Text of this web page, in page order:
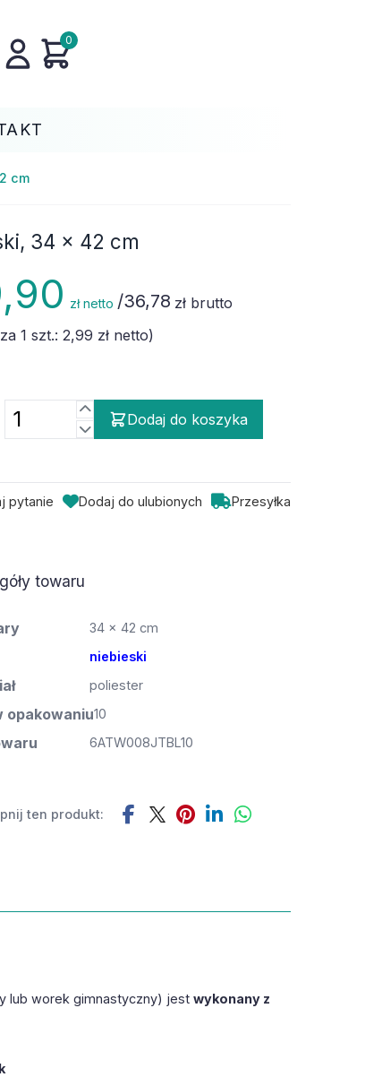
0
cm
34 x 42 cm
zł netto /36,78 zł brutto
1 szt.: 2,99 złnetto)
Dodaj do koszyka
pytanie Dodaj do ulubionych Przesyłka
towaru
34 x 42 cm
niebieski
poliester
opakowaniu10
6ATW008JTBL10
ten produkt:
lub worek gimnastyczny) jest wykonany z